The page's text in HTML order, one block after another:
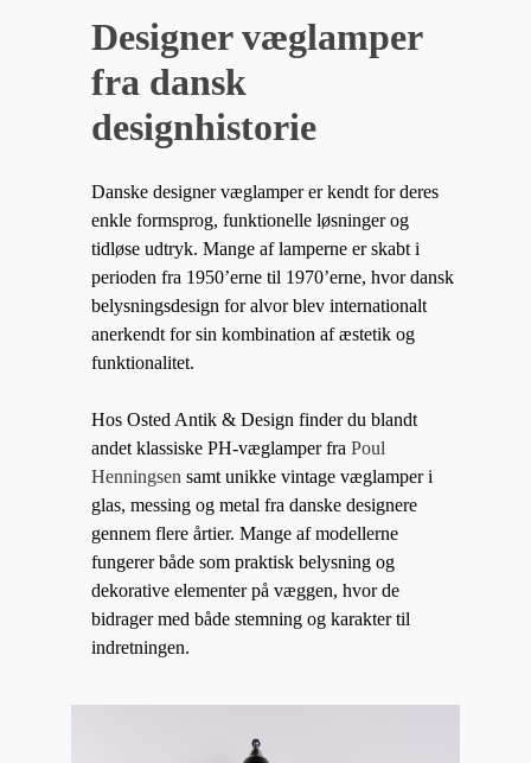
Designer væglamper
fra dansk
designhistorie
Danske designer væglamper er kendt for deres
enkle formsprog, funktionelle løsninger og
tidløse udtryk. Mange af lamperne er skabt i
perioden fra 1950’erne til 1970’erne, hvor dansk
belysningsdesign for alvor blev internationalt
anerkendt for sin kombination af æstetik og
funktionalitet.
Hos Osted Antik & Design finder du blandt
andet klassiske PH-væglamper fraPoul
Henningsen samt unikke vintage væglamper i
glas, messing og metal fra danske designere
gennem flere årtier. Mange af modellerne
fungerer både som praktisk belysning og
dekorative elementer på væggen, hvor de
bidrager med både stemning og karakter til
indretningen.